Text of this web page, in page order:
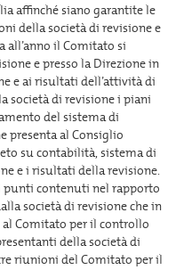
affinché siano garantite le
della società di revisione e
il Comitato si
e presso la Direzione in
e ai risultati dell’attività di
società di revisione i piani
del sistema di
presenta al Consiglio
su contabilità, sistema di
e i risultati della revisione.
punti contenuti nel rapporto
società di revisione che in
Comitato per il controllo
della società di
riunioni del Comitato per il